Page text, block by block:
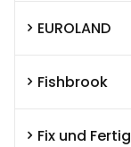
EUROLAND
Fishbrook
Fix und Fertig